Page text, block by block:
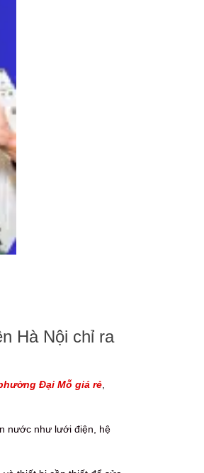
Hà Nội chỉ ra
Đại Mỗ giá rẻ
nước như lưới điện, hệ